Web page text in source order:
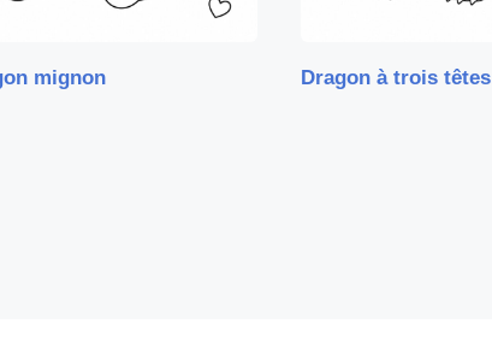
mignon Dragon à trois têtes